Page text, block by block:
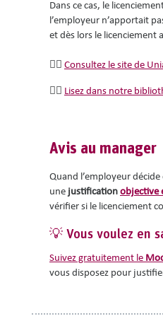
Dans ce cas, le
l’employeur n’apportait
et dès lors le licenciement
👉🏽 Consultez le site de
👉🏽 Lisez dans notre
Avis au manager
Quand l’employeur
une justification objective
vérifier si le licenciement
💡 Vous voulez en
Suivez gratuitement le
vous disposez pour